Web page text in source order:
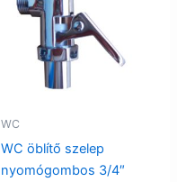
WC
WC öblítő szelep
nyomógombos 3/4″